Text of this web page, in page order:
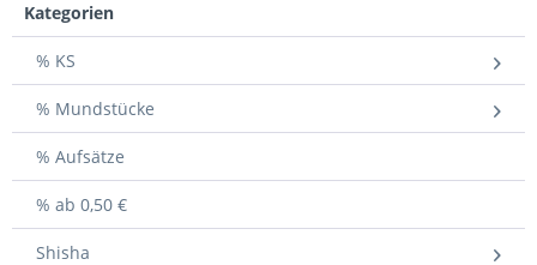
Kategorien
% KS
% Mundstücke
% Aufsätze
% ab 0,50 €
Shisha